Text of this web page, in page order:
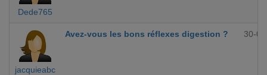
Dede765
jacquieabc
Avez-vous les bons réflexes digestion ? 30-